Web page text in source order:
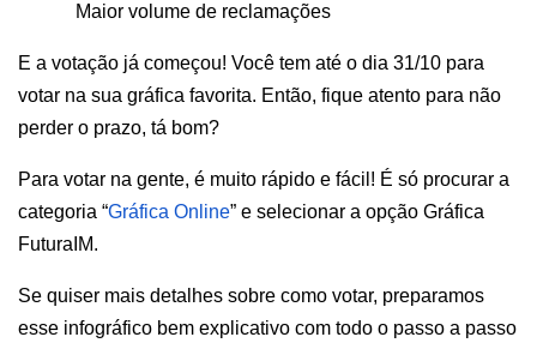
Maior volume de reclamações
E a votação já começou! Você tem até o dia 31/10 para
votar na sua gráfica favorita. Então, fique atento para não
perder o prazo, tá bom?
Para votar na gente, é muito rápido e fácil! É só procurar a
categoria “Gráfica Online” e selecionar a opção Gráfica
FuturaIM.
Se quiser mais detalhes sobre como votar, preparamos
esse infográfico bem explicativo com todo o passo a passo